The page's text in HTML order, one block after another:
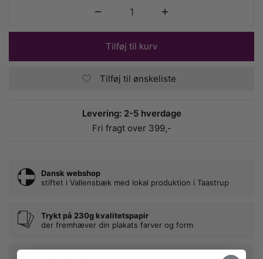
Tilføj til kurv
Tilføj til ønskeliste
Levering: 2-5 hverdage
Fri fragt over 399,-
Dansk webshop
stiftet i Vallensbæk med lokal produktion i Taastrup
Trykt på 230g kvalitetspapir
der fremhæver din plakats farver og form